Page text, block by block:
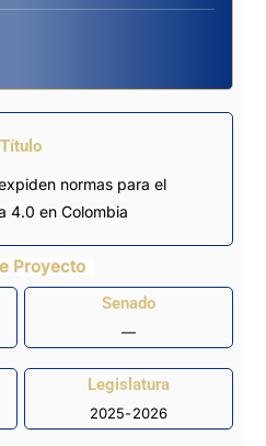
Título
normas para el
4.0 en Colombia
Proyecto
Senado
—
Legislatura
2025-2026